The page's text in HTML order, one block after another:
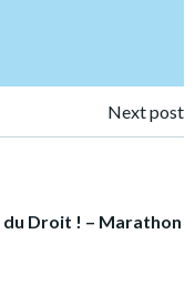
Next post
du Droit ! – Marathon